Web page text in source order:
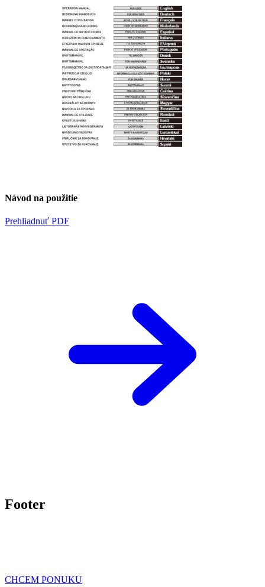
Návod na použitie
Prehliadnuť PDF
Footer
CHCEM PONUKU